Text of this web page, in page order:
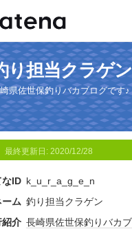
り担当クラゲ
県佐世保釣りバカブログです♪
最終更新日: 2020/12/28
なID k_u_r_a_g_e_n
ーム 釣り担当クラゲン
紹介 長崎県佐世保釣りバカ